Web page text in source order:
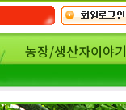
농장/생산자이야기